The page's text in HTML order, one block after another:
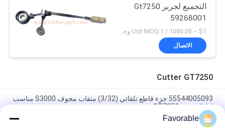
التجميع لجربر Gt7250
59268001
$1 – 1000.00 / Unit MOQ:1 وحدة/وحدات negociate
الاتصال
Cutter GT7250
55544005093 جزء قاطع تلقائي (3/32) مثقاب مجوف S3000 مناسب
لقاطع جربر GT7250
Favorable